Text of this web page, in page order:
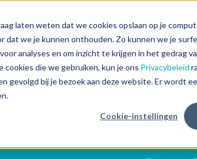
laten weten dat we cookies opslaan op je
dat we je kunnen onthouden. Zo kunnen we je
analyses en om inzicht te krijgen in het gedrag
cookies die we gebruiken, kun je ons Privacybeleid
gevolgd bij je bezoek aan deze website. Er wordt
Cookie-instellingen
Ons aanbod